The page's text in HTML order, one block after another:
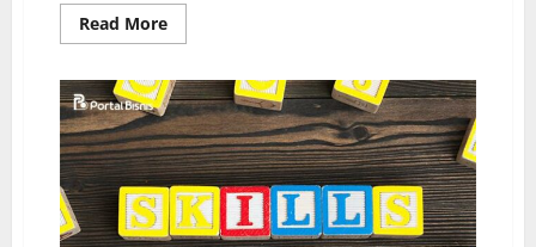
Read More